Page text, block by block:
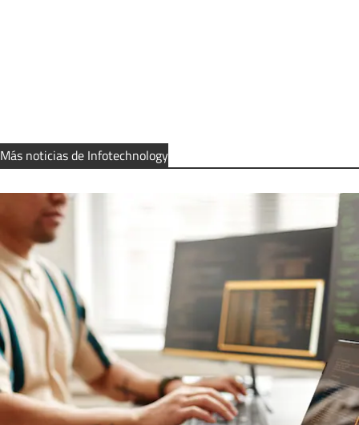
Más noticias de Infotechnology